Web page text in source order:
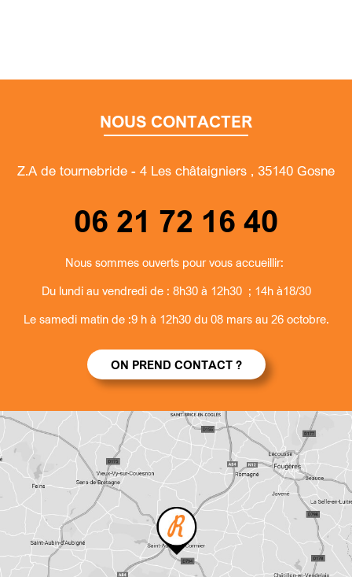
NOUS CONTACTER
Z.A de tournebride - 4 Les châtaigniers , 35140 Gosne
06 21 72 16 40
Nous sommes ouverts pour vous accueillir:
Du lundi au vendredi de : 8h30 à 12h30 ; 14h à18/30
Le samedi matin de :9 h à 12h30 du 08 mars au 26 octobre.
ON PREND CONTACT ?